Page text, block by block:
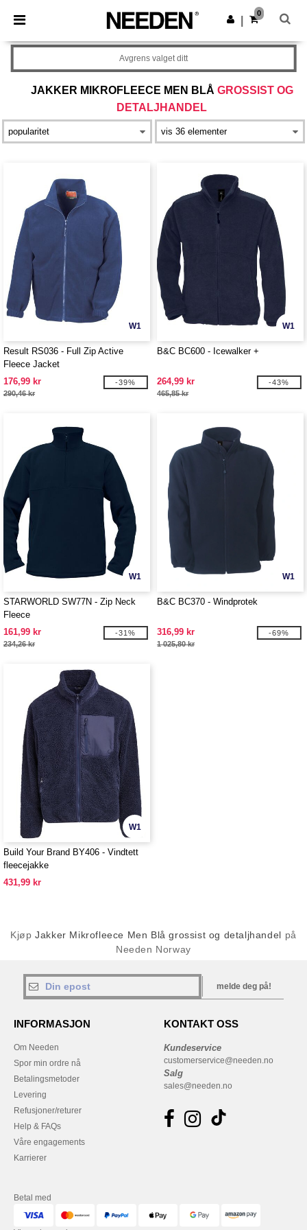
× Needen-app
Bedre priser i appen!
Last ned app
0
JAKKER MIKROFLEECE MEN BLÅ GROSSIST OG
DETALJHANDEL
Avgrens valget ditt
W1
Result RS036 - Full Zip Active
Fleece Jacket
176,99 kr
290,46 kr
-39%
W1
B&C BC600 - Icewalker +
264,99 kr
465,85 kr
-43%
W1
STARWORLD SW77N - Zip Neck
Fleece
161,99 kr
234,26 kr
-31%
W1
B&C BC370 - Windprotek
316,99 kr
1 025,80 kr
-69%
W1
Build Your Brand BY406 - Vindtett
fleecejakke
431,99 kr
KjøpJakker Mikrofleece Men Blå grossist og detaljhandel på
Needen Norway
melde deg på!
INFORMASJON
Om Needen
Spor min ordre nå
Betalingsmetoder
Levering
Refusjoner/returer
Help & FAQs
Våre engagements
Karrierer
KONTAKT OSS
Kundeservice
customerservice@needen.no
Salg
sales@needen.no
Betal med